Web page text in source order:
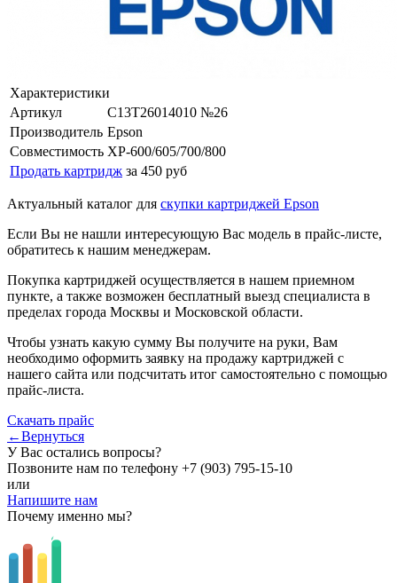
Характеристики
Артикул
C13T26014010 №26
Производитель Epson
Совместимость XP-600/605/700/800
Продать картридж за 450 руб
Актуальный каталог для скупки картриджей Epson
Если Вы не нашли интересующую Вас модель в прайс-листе,
обратитесь к нашим менеджерам.
Покупка картриджей осуществляется в нашем приемном
пункте, а также возможен бесплатный выезд специалиста в
пределах города Москвы и Московской области.
Чтобы узнать какую сумму Вы получите на руки, Вам
необходимо оформить заявку на продажу картриджей с
нашего сайта или подсчитать итог самостоятельно с помощью
прайс-листа.
Скачать прайс
←Вернуться
У Вас остались вопросы?
Позвоните нам по телефону +7 (903) 795-15-10
или
Напишите нам
Почему именно мы?